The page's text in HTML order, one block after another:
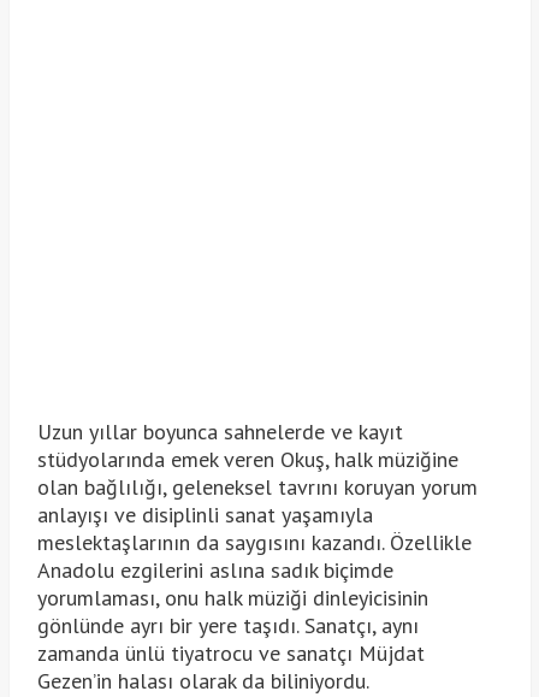
Uzun yıllar boyunca sahnelerde ve kayıt
stüdyolarında emek veren Okuş, halk müziğine
olan bağlılığı, geleneksel tavrını koruyan yorum
anlayışı ve disiplinli sanat yaşamıyla
meslektaşlarının da saygısını kazandı. Özellikle
Anadolu ezgilerini aslına sadık biçimde
yorumlaması, onu halk müziği dinleyicisinin
gönlünde ayrı bir yere taşıdı. Sanatçı, aynı
zamanda ünlü tiyatrocu ve sanatçı Müjdat
Gezen’in halası olarak da biliniyordu.